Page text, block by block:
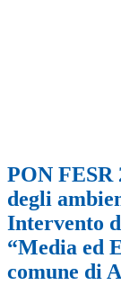
PON FESR
degli
Intervento
“Media ed
comune di